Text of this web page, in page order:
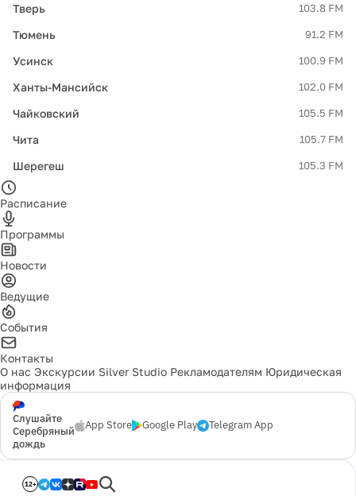
Тверь 103.8 FM
Тюмень 91.2 FM
Усинск 100.9 FM
Ханты-Мансийск 102.0 FM
Чайковский 105.5 FM
Чита 105.7 FM
Шерегеш 105.3 FM
Расписание
Программы
Новости
Ведущие
События
Контакты
О нас Экскурсии Silver Studio Рекламодателям Юридическая
информация
Слушайте
Серебряный
дождь
App Store Google Play Telegram App
12+